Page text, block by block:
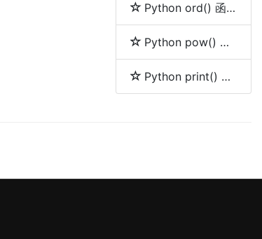
Python ord() 函数
Python pow() 函数
Python print() 函数